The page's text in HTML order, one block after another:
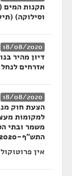
תקנות המים
וסילוקה)
18/08/2020
דיון מהיר
אזרחים
18/08/2020
הצעת חוק
למקומות
משמר ובתי
התש"ף-2020
אין פרוטוקול